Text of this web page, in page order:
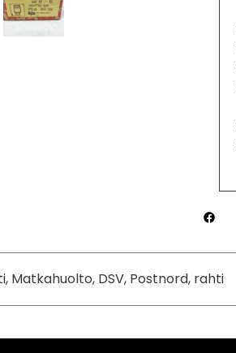
Matkahuolto, DSV, Postnord, rahti